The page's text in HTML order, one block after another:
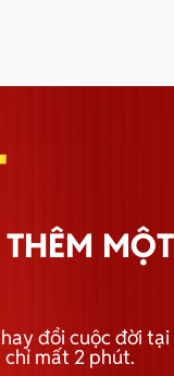
MỘT
đổi cuộc đời tại
mất 2 phút.